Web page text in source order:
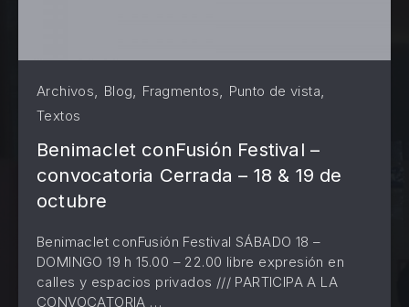
Archivos, Blog, Fragmentos, Punto de vista,
Textos
Benimaclet conFusión Festival –
convocatoria Cerrada – 18 & 19 de
octubre
Benimaclet conFusión Festival SÁBADO 18 –
DOMINGO 19 h 15.00 – 22.00 libre expresión en
calles y espacios privados /// PARTICIPA A LA
CONVOCATORIA …